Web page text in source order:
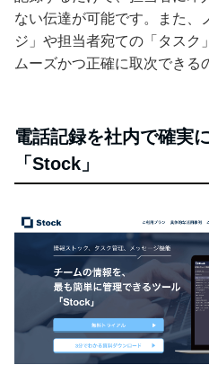
ない伝達が可能です。また、
ジ」や担当者宛ての「タスク
ムーズかつ正確に取次できる
電話記録を社内で確実
「Stock」